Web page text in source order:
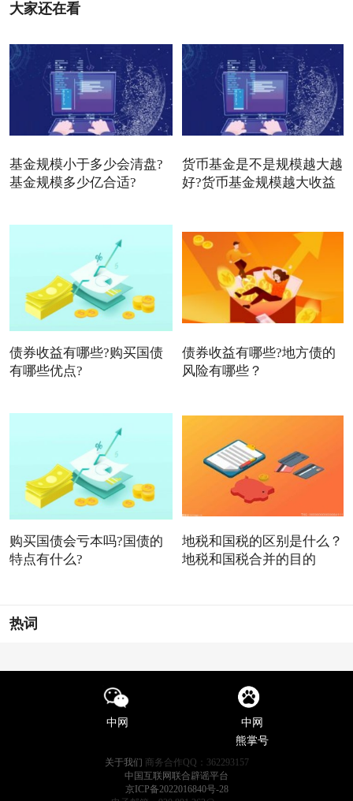
大家还在看
基金规模小于多少会清盘?
基金规模多少亿合适?
货币基金是不是规模越大越
好?货币基金规模越大收益
债券收益有哪些?购买国债
有哪些优点?
债券收益有哪些?地方债的
风险有哪些？
购买国债会亏本吗?国债的
特点有什么?
地税和国税的区别是什么？
地税和国税合并的目的
热词
中网
中网
熊掌号
关于我们 商务合作QQ：362293157
中国互联网联合辟谣平台
京ICP备2022016840号-28